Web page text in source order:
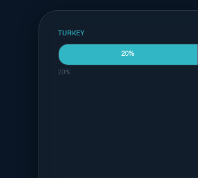
TURKEY
20%
20%